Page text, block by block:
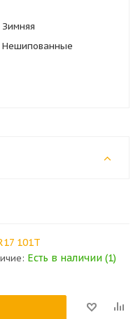
Зимняя
Нешипованные
101T
Есть в наличии (1)